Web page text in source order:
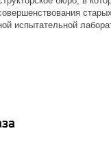
испытательной